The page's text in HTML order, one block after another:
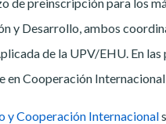
y Desarrollo, ambos
de la UPV/EHU. En
en Cooperación
y Cooperación Internacional